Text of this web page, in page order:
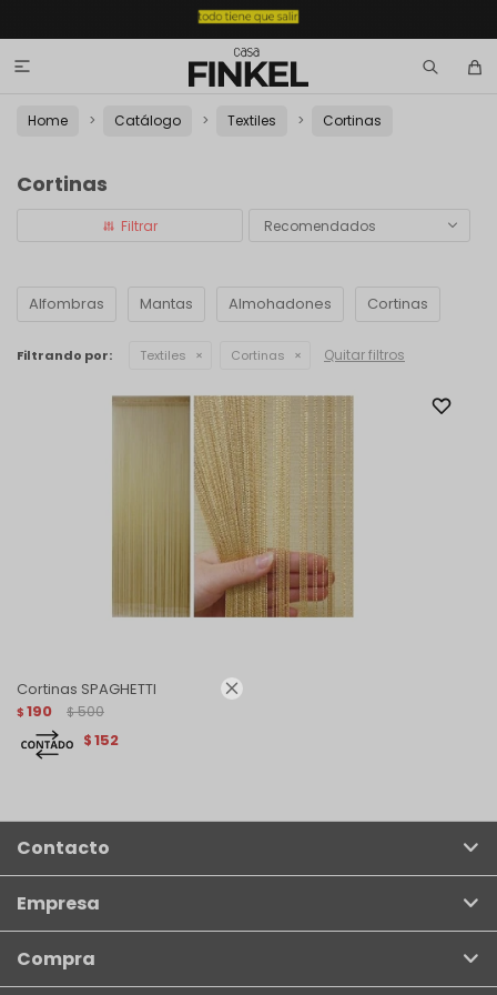


Home Catálogo Textiles Cortinas
Cortinas
Recomendados
Alfombras Mantas Almohadones Cortinas
Filtrando por: Textiles Cortinas Quitar filtros
Cortinas SPAGHETTI
$ 190 $ 500
$152
Contacto
Empresa
Compra